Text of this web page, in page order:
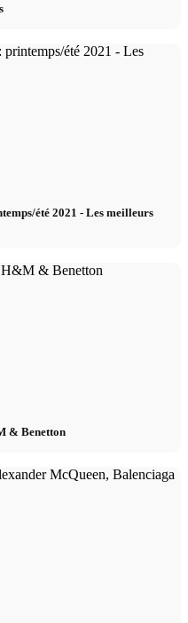
été 2021 - Les meilleurs
& Benetton